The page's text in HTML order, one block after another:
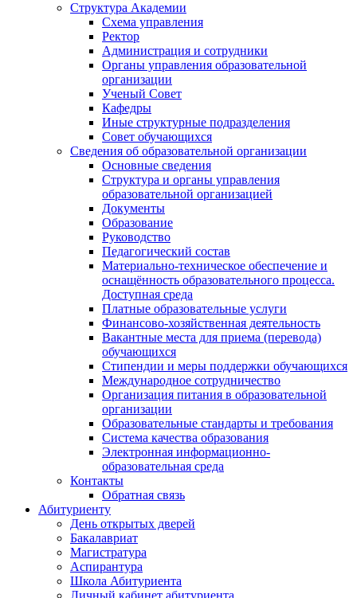
Структура Академии
Схема управления
Ректор
Администрация и сотрудники
Органы управления образовательной
организации
Ученый Совет
Кафедры
Иные структурные подразделения
Совет обучающихся
Сведения об образовательной организации
Основные сведения
Структура и органы управления
образовательной организацией
Документы
Образование
Руководство
Педагогический состав
Материально-техническое обеспечение и
оснащённость образовательного процесса.
Доступная среда
Платные образовательные услуги
Финансово-хозяйственная деятельность
Вакантные места для приема (перевода)
обучающихся
Стипендии и меры поддержки обучающихся
Международное сотрудничество
Организация питания в образовательной
организации
Образовательные стандарты и требования
Система качества образования
Электронная информационно-
образовательная среда
Контакты
Обратная связь
Абитуриенту
День открытых дверей
Бакалавриат
Магистратура
Аспирантура
Школа Абитуриента
Личный кабинет абитуриента